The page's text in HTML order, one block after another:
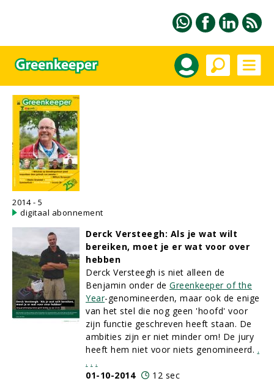
2014 - 5
digitaal abonnement
Derck Versteegh: Als je wat wilt
bereiken, moet je er wat voor over
hebben
Derck Versteegh is niet alleen de
Benjamin onder de Greenkeeper of the
Year-genomineerden, maar ook de enige
van het stel die nog geen 'hoofd' voor
zijn functie geschreven heeft staan. De
ambities zijn er niet minder om! De jury
heeft hem niet voor niets genomineerd. .
. . .
01-10-2014
12 sec